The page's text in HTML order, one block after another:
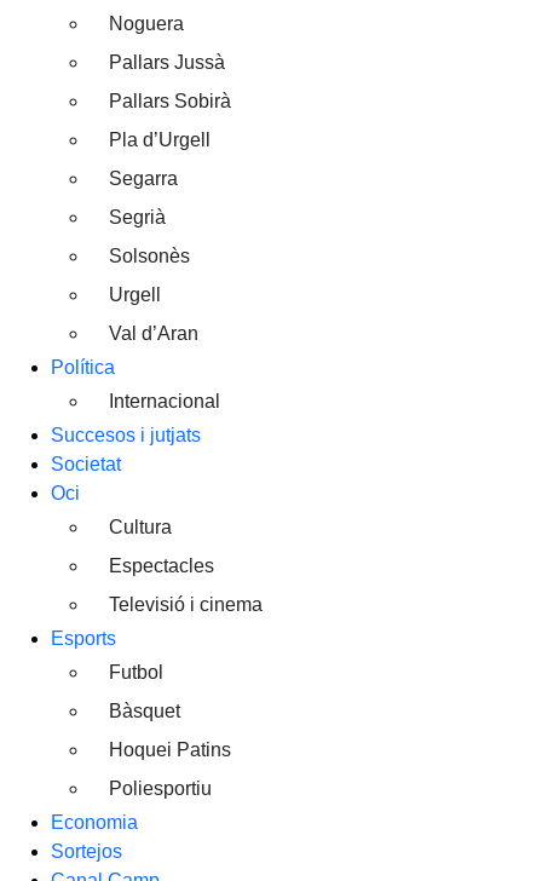
Noguera
Pallars Jussà
Pallars Sobirà
Pla d’Urgell
Segarra
Segrià
Solsonès
Urgell
Val d’Aran
Política
Internacional
Succesos i jutjats
Societat
Oci
Cultura
Espectacles
Televisió i cinema
Esports
Futbol
Bàsquet
Hoquei Patins
Poliesportiu
Economia
Sortejos